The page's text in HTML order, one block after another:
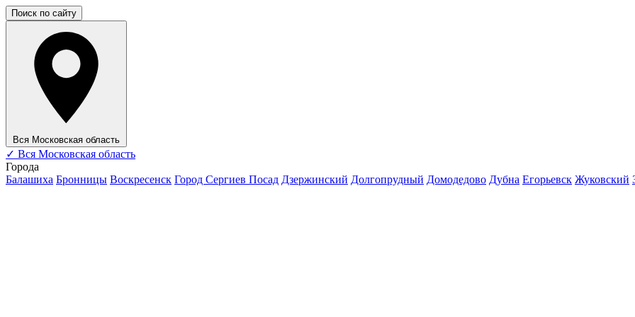
Поиск по сайту
Вся Московская область
✓ Вся Московская область
Города
Балашиха Бронницы Воскресенск Город Сергиев Посад Дзержинский Долгопрудный Домодедово Дубна Егорьевск Жуковский